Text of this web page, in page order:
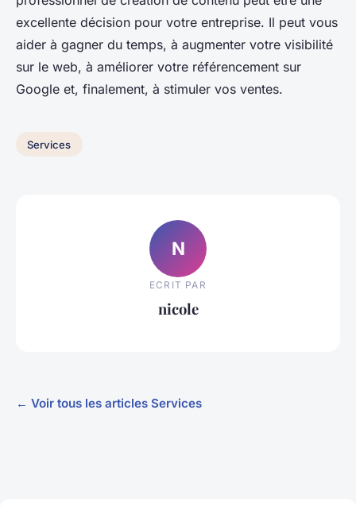
excellente décision pour votre entreprise. Il peut vous
aider à gagner du temps, à augmenter votre visibilité
sur le web, à améliorer votre référencement sur
Google et, finalement, à stimuler vos ventes.
Services
N
ECRIT PAR
nicole
← Voir tous les articles Services